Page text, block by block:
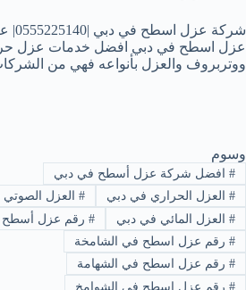
عزل اسطح في دبي افضل خدمات عزل
ووتربروف والعزل بأنواعه فهي من
وسوم
#افضل شركة عزل أسطح في دبي
#العزل الحراري في دبي #العزل
#العزل المائي في دبي #رقم عزل أسطح
#رقم عزل اسطح في الشامخة
#رقم عزل اسطح في الشهامة
#رقم عزل اسطح في الشوامخ